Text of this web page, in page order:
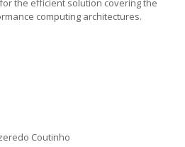
the efficient solution covering the
computing architectures.
Coutinho